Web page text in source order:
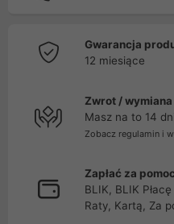
Gwarancja
12 miesiące
Zwrot /
Masz na to 14
Zobacz regulamin i
Zapłać za
BLIK, BLIK
Raty, Kartą, Za